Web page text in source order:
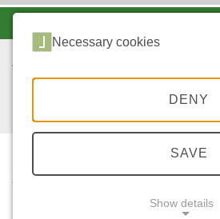
STARTSEITE
...
Necessary cookies
DENY
SAVE
Show details